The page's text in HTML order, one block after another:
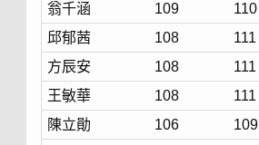
翁千涵
109 110
邱郁茜
108 111
方辰安
108 111
王敏華
108 111
陳立勛
106 109